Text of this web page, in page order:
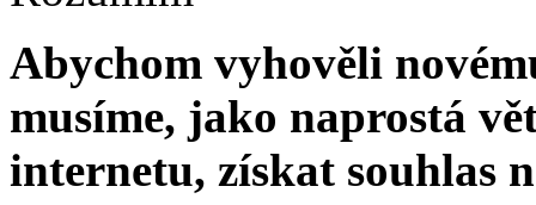
Abychom vyhověli
musíme, jako naprostá
internetu, získat souhlas